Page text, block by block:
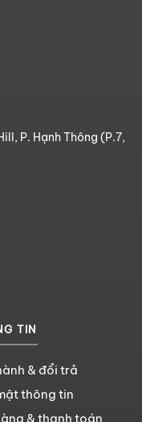
P. Hạnh Thông (P.7,
TIN
& đổi trả
thông tin
& thanh toán